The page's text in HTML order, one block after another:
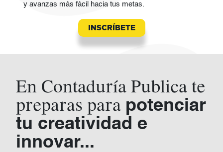
y avanzas más fácil hacia tus metas.
INSCRÍBETE
En Contaduría Publica te
preparas para potenciar
tu creatividad e
innovar...